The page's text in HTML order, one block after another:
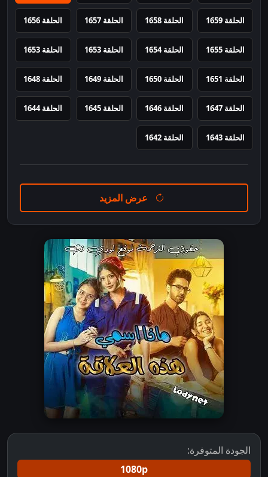
الحلقة 1659 الحلقة 1658 الحلقة 1657 الحلقة 1656
الحلقة 1655 الحلقة 1654 الحلقة 1653 الحلقة 1653
الحلقة 1651 الحلقة 1650 الحلقة 1649 الحلقة 1648
الحلقة 1647 الحلقة 1646 الحلقة 1645 الحلقة 1644
الحلقة 1643 الحلقة 1642
عرض المزيد
الجودة المتوفرة:
1080p